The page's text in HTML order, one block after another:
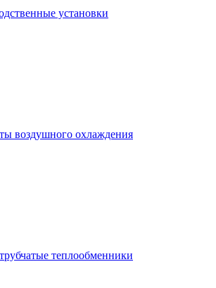
установки
воздушного охлаждения
теплообменники